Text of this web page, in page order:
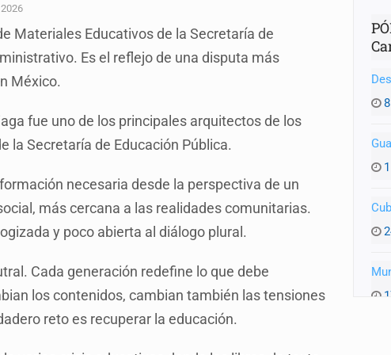
pitbull en Zapopan
peluches para exigir 'cobro de piso'
de vínculos entre el gobierno de México y el crimen organizado
del Vaticano
para emitir alertas sanitarias por mala calidad del agua
Materiales Educativos de la Secretaría de
Es el reflejo de una disputa más
México.
fue uno de los principales arquitectos de los
la Secretaría de Educación Pública.
necesaria desde la perspectiva de un
más cercana a las realidades comunitarias.
y poco abierta al diálogo plural.
Cada generación redefine lo que debe
los contenidos, cambian también las tensiones
reto es recuperar la educación.
8
1